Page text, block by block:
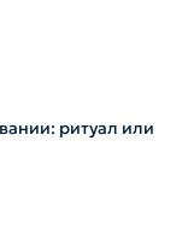
ритуал или